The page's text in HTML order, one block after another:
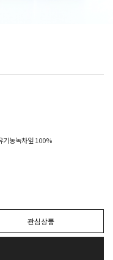
기농녹차잎 100%
관심상품